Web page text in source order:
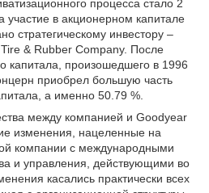
процесса стало 2
участие в акционерном капитале
стратегическому инвестору –
& Rubber Company. После
капитала, произошедшего в 1996
приобрел большую часть
а именно 50.79 %.
между компанией и Goodyear
изменения, нацеленные на
компании с международными
и управления, действующими во
касались практически всех